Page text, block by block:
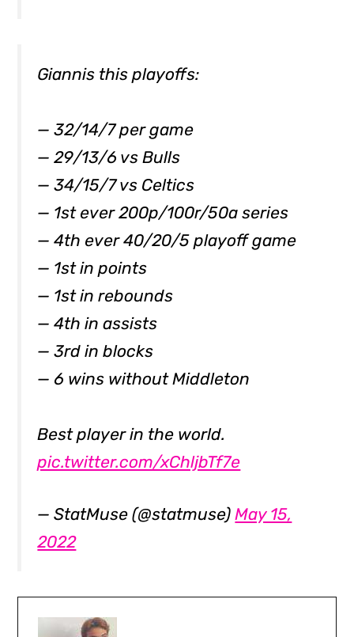
Giannis this playoffs:
— 32/14/7 per game
— 29/13/6 vs Bulls
— 34/15/7 vs Celtics
— 1st ever 200p/100r/50a series
— 4th ever 40/20/5 playoff game
— 1st in points
— 1st in rebounds
— 4th in assists
— 3rd in blocks
— 6 wins without Middleton
Best player in the world.
pic.twitter.com/xChljbTf7e
— StatMuse (@statmuse)May 15,
2022